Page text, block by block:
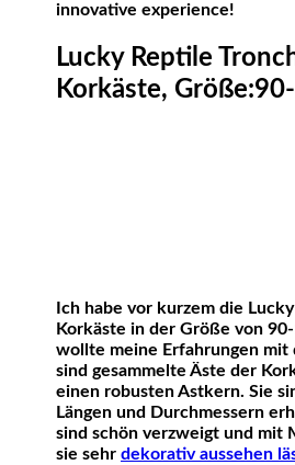
innovative experience!
Lucky Reptile
Korkäste,
Ich habe vor kurzem die
Korkäste in der Größe von
wollte meine Erfahrungen mit
sind gesammelte Äste der
einen robusten Astkern. Sie
Längen und Durchmessern
sind schön verzweigt und mit
sie sehr dekorativ aussehen